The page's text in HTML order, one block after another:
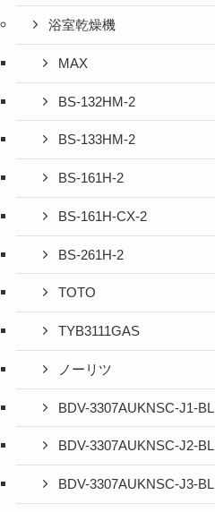
浴室乾燥機
MAX
BS-132HM-2
BS-133HM-2
BS-161H-2
BS-161H-CX-2
BS-261H-2
TOTO
TYB3111GAS
ノーリツ
BDV-3307AUKNSC-J1-BL
BDV-3307AUKNSC-J2-BL
BDV-3307AUKNSC-J3-BL